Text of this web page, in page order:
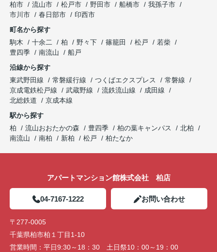
柏市
流山市 松戸市 野田市 船橋市
我孫子市
市川市
春日部市
印西市
町名から探す
駒木
十余二 柏 野々下 篠籠田 松戸
若柴
豊四季
南流山
船戸
沿線から探す
東武野田線
常磐緩行線 つくばエクスプレス
常磐線
京成電鉄松戸線
武蔵野線 流鉄流山線
成田線
北総鉄道
京成本線
駅から探す
柏
流山おおたかの森 豊四季 柏の葉キャンパス
北柏
南流山
南柏 新柏 松戸 柏たなか
アパートマンション館株式会社 柏店
04-7167-1222 お問い合わせ
〒277-0005
千葉県柏市柏１丁目1-10
営業時間： 平日9:30～18：30 土日祭10：00～19：00